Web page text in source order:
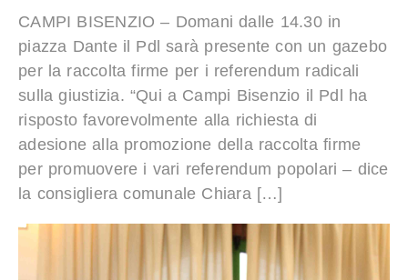
CAMPI BISENZIO – Domani dalle 14.30 in
piazza Dante il Pdl sarà presente con un gazebo
per la raccolta firme per i referendum radicali
sulla giustizia. “Qui a Campi Bisenzio il Pdl ha
risposto favorevolmente alla richiesta di
adesione alla promozione della raccolta firme
per promuovere i vari referendum popolari – dice
la consigliera comunale Chiara […]